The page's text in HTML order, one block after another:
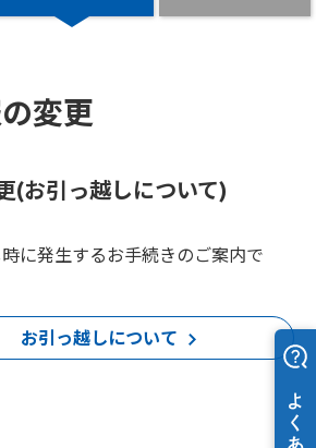
変更
(お引っ越しについて)
に発生するお手続きのご案内で
お引っ越しについて